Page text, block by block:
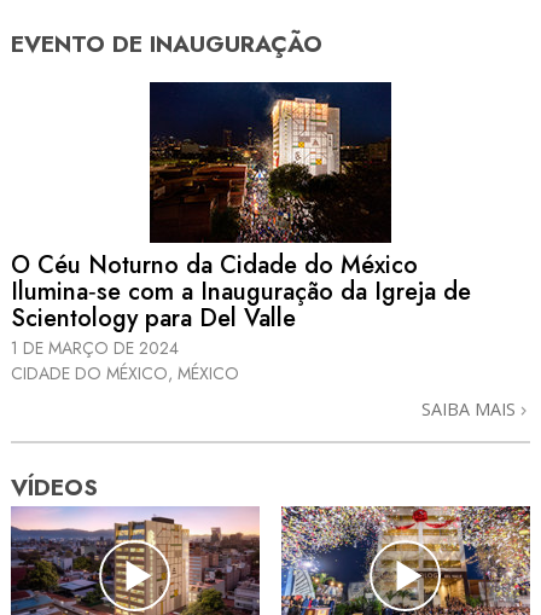
EVENTO DE INAUGURAÇÃO
O Céu Noturno da Cidade do México
Ilumina‑se com a Inauguração da Igreja de
Scientology para Del Valle
1 DE MARÇO DE 2024
CIDADE DO MÉXICO, MÉXICO
SAIBA MAIS
VÍDEOS